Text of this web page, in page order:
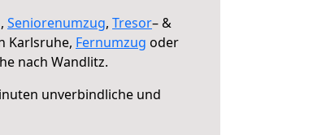
, Seniorenumzug, Tresor– &
Karlsruhe, Fernumzug oder
nach Wandlitz.
unverbindliche und